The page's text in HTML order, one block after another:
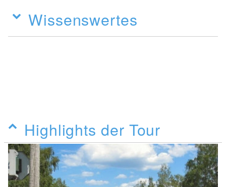
Wissenswertes
Highlights der Tour